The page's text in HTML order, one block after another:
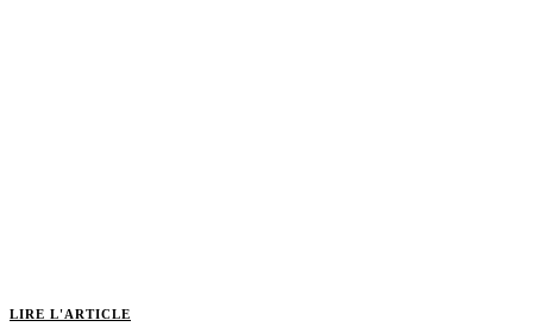
LIRE L'ARTICLE